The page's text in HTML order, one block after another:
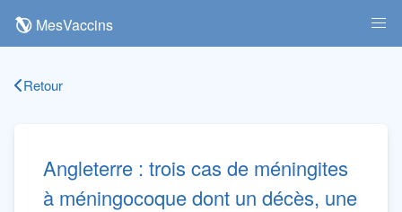
MesVaccins
Retour
Angleterre : trois cas de méningites
à méningocoque dont un décès, une